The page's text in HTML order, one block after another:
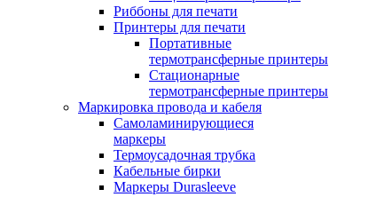
Риббоны для печати
Принтеры для печати
Портативные
термотрансферные принтеры
Стационарные
термотрансферные принтеры
Маркировка провода и кабеля
Самоламинирующиеся
маркеры
Термоусадочная трубка
Кабельные бирки
Маркеры Durasleeve